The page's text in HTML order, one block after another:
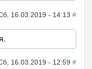
16.03.2019 - 14:13 #
16.03.2019 - 12:59 #